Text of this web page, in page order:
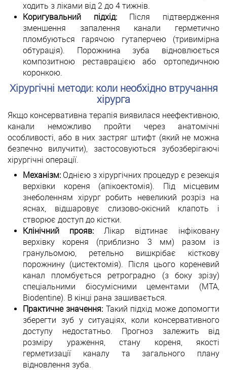
ходить з ліками від 2 до 4 тижнів.
Коригувальний підхід:Після підтвердження
зменшення запалення канали герметично
пломбуються гарячою гутаперчею (тривимірна
обтурація). Порожнина зуба відновлюється
композитною реставрацією або ортопедичною
коронкою.
Хірургічні методи: коли необхідно втручання
хірурга
Якщо консервативна терапія виявилася неефективною,
канали неможливо пройти через анатомічні
особливості, або в них застряг штифт (який не можна
безпечно вилучити), застосовуються зубозберігаючі
хірургічні операції.
Механізм: Однією з хірургічних процедур є резекція
верхівки кореня (апікоектомія). Під місцевим
знеболенням хірург робить невеликий розріз на
яснах, відшаровує слизово-окісний клапоть і
створює доступ до кістки.
Клінічний прояв: Лікар відтинає інфіковану
верхівку кореня (приблизно 3 мм) разом із
гранульомою, ретельно вишкрібає кісткову
порожнину (цистектомія). Після цього кореневий
канал пломбується ретроградно (з боку зрізу)
спеціальними біосумісними цементами (MTA,
Biodentine). В кінці рана зашивається.
Практичне значення: Такий підхід може допомогти
зберегти зуб у ситуаціях, коли консервативного
доступу недостатньо. Прогноз залежить від
розміру ураження, стану кореня, якості
герметизації каналу та загального плану
відновлення зуба.